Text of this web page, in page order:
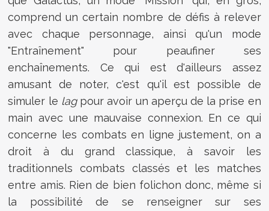
comprend un certain nombre de défis à relever
avec chaque personnage, ainsi qu'un mode
"Entraînement" pour peaufiner ses
enchaînements. Ce qui est d'ailleurs assez
amusant de noter, c'est qu'il est possible de
simuler le lagpour avoir un aperçu de la prise en
main avec une mauvaise connexion. En ce qui
concerne les combats en ligne justement, on a
droit à du grand classique, à savoir les
traditionnels combats classés et les matches
entre amis. Rien de bien folichon donc, même si
la possibilité de se renseigner sur ses